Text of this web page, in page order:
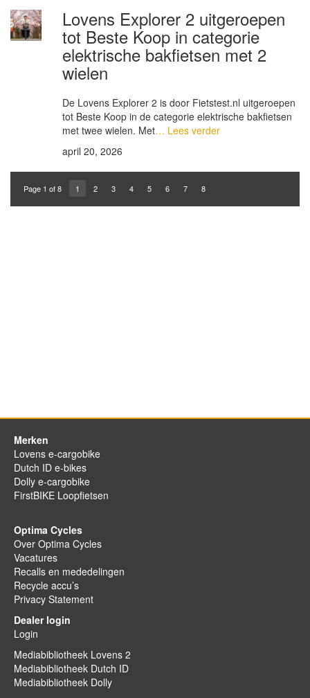
Lovens Explorer 2 uitgeroepen
tot Beste Koop in categorie
elektrische bakfietsen met 2
wielen
De Lovens Explorer 2 is door Fietstest.nl uitgeroepen
tot Beste Koop in de categorie elektrische bakfietsen
met twee wielen. Met… Lees verder
april 20, 2026
Page 1 of 8 1 2 3 4 5 6 7 8
Merken
Lovens e-cargobike
Dutch ID e-bikes
Dolly e-cargobike
FirstBIKE Loopfietsen
Optima Cycles
Over Optima Cycles
Vacatures
Recalls en mededelingen
Recycle accu’s
Privacy Statement
Dealer login
Login
Mediabibliotheek Lovens 2
Mediabibliotheek Dutch ID
Mediabibliotheek Dolly